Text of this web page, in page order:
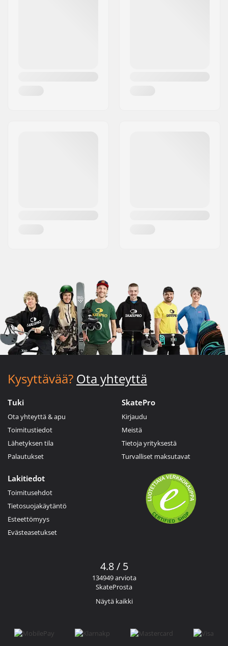
Kysyttävää? Ota yhteyttä
Tuki
Ota yhteyttä & apu
Toimitustiedot
Lähetyksen tila
Palautukset
SkatePro
Kirjaudu
Meistä
Tietoja yrityksestä
Turvalliset maksutavat
Lakitiedot
Toimitusehdot
Tietosuojakäytäntö
Esteettömyys
Evästeasetukset
4.8 / 5
134949 arviota
SkateProsta
Näytä kaikki